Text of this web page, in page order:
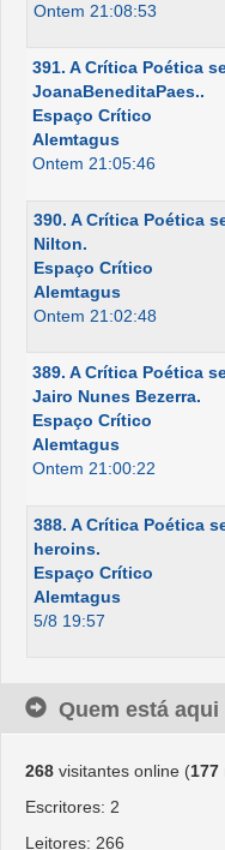
Ontem 21:08:53
391. A Crítica Poética
JoanaBeneditaPaes..
Espaço Crítico
Alemtagus
Ontem 21:05:46
390. A Crítica Poética
Nilton.
Espaço Crítico
Alemtagus
Ontem 21:02:48
389. A Crítica Poética
Jairo Nunes Bezerra.
Espaço Crítico
Alemtagus
Ontem 21:00:22
388. A Crítica Poética
heroins.
Espaço Crítico
Alemtagus
5/8 19:57
Quem está aqui
268 visitantes online (177
Escritores: 2
Leitores: 266